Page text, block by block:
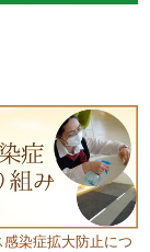
染症拡大防止につ